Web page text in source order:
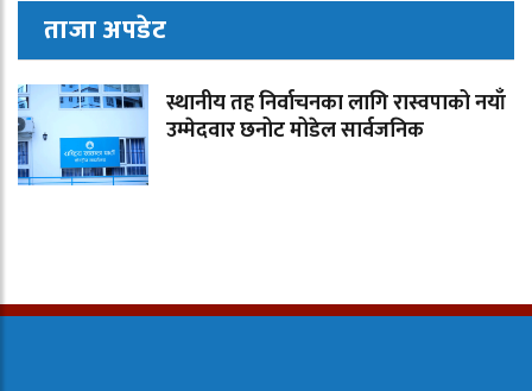
ताजा अपडेट
स्थानीय तह निर्वाचनका लागि रास्वपाको नयाँ
उम्मेदवार छनोट मोडेल सार्वजनिक